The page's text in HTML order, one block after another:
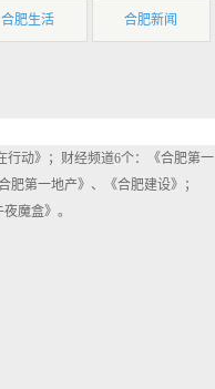
合肥生活 合肥新闻
行动》；财经频道6个：《合肥第一
肥第一地产》、《合肥建设》；
魔盒》。